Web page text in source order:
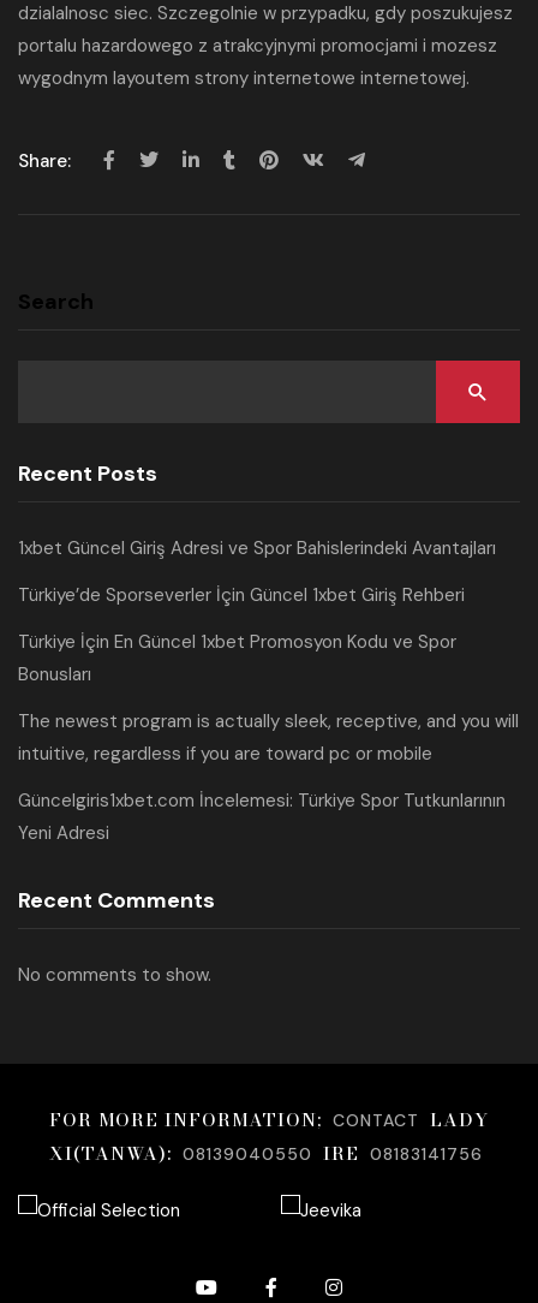
dzialalnosc siec. Szczegolnie w przypadku, gdy poszukujesz
portalu hazardowego z atrakcyjnymi promocjami i mozesz
wygodnym layoutem strony internetowe internetowej.
Share:
Search
Recent Posts
1xbet Güncel Giriş Adresi ve Spor Bahislerindeki Avantajları
Türkiye’de Sporseverler İçin Güncel 1xbet Giriş Rehberi
Türkiye İçin En Güncel 1xbet Promosyon Kodu ve Spor
Bonusları
The newest program is actually sleek, receptive, and you will
intuitive, regardless if you are toward pc or mobile
Güncelgiris1xbet.com İncelemesi: Türkiye Spor Tutkunlarının
Yeni Adresi
Recent Comments
No comments to show.
FOR MORE INFORMATION; CONTACT
LADY
XI(TANWA): 08139040550 IRE 08183141756